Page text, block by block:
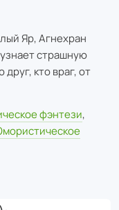
Яр, Агнехран
страшную
кто враг, от
фэнтези,